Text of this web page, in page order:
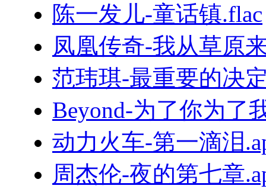
陈一发儿-童话镇.flac
凤凰传奇-我从草原
范玮琪-最重要的决
Beyond-为了你为了
动力火车-第一滴泪
周杰伦-夜的第七章